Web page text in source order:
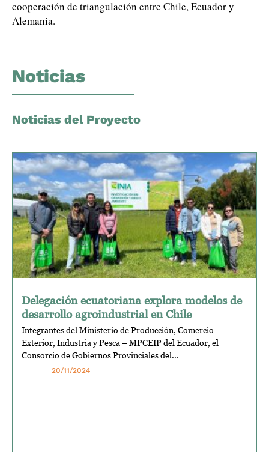
cooperación de triangulación entre Chile, Ecuador y
Alemania.
Noticias
Noticias del Proyecto
Delegación ecuatoriana explora modelos de
desarrollo agroindustrial en Chile
Integrantes del Ministerio de Producción, Comercio
Exterior, Industria y Pesca – MPCEIP del Ecuador, el
Consorcio de Gobiernos Provinciales del...
20/11/2024